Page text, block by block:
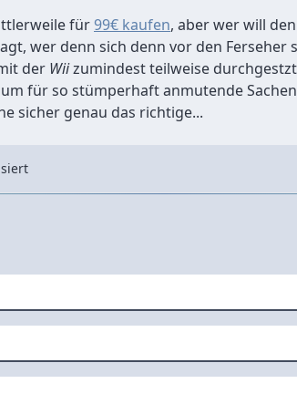
für99€ kaufen, aber wer will
wer denn sich denn vor den
der Wiizumindest teilweise
für so stümperhaft anmutende
sicher genau das richtige...